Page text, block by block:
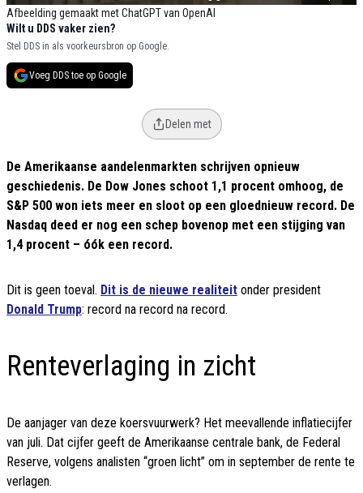
Afbeelding gemaakt met ChatGPT van OpenAI
Wilt u DDS vaker zien?
Stel DDS in als voorkeursbron op Google.
Voeg DDS toe op Google
Delen met
De Amerikaanse aandelenmarkten schrijven opnieuw
geschiedenis. De Dow Jones schoot 1,1 procent omhoog, de
S&P 500 won iets meer en sloot op een gloednieuw record. De
Nasdaq deed er nog een schep bovenop met een stijging van
1,4 procent – óók een record.
Dit is geen toeval. Dit is de nieuwe realiteit onder president
Donald Trump: record na record na record.
Renteverlaging in zicht
De aanjager van deze koersvuurwerk? Het meevallende inflatiecijfer
van juli. Dat cijfer geeft de Amerikaanse centrale bank, de Federal
Reserve, volgens analisten “groen licht” om in september de rente te
verlagen.